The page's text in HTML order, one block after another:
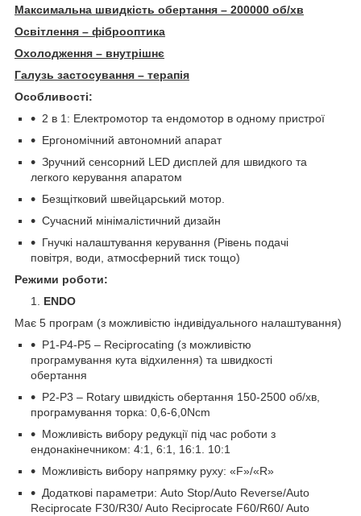
Максимальна швидкість обертання – 200000 об/хв
Освітлення – фіброоптика
Охолодження – внутрішнє
Галузь застосування – терапія
Особливості:
2 в 1: Електромотор та ендомотор в одному пристрої
Ергономічний автономний апарат
Зручний сенсорний LED дисплей для швидкого та
легкого керування апаратом
Безщітковий швейцарський мотор.
Сучасний мінімалістичний дизайн
Гнучкі налаштування керування (Рівень подачі
повітря, води, атмосферний тиск тощо)
Режими роботи:
1. ENDO
Має 5 програм (з можливістю індивідуального налаштування)
Р1-P4-P5 – Reciprocating (з можливістю
програмування кута відхилення) та швидкості
обертання
Р2-P3 – Rotary швидкість обертання 150-2500 об/хв,
програмування торка: 0,6-6,0Ncm
Можливість вибору редукції під час роботи з
ендонакінечником: 4:1, 6:1, 16:1. 10:1
Можливість вибору напрямку руху: «F»/«R»
Додаткові параметри: Auto Stop/Auto Reverse/Auto
Reciprocate F30/R30/ Auto Reciprocate F60/R60/ Auto